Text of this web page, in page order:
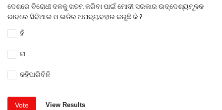
ଦେଶରେ ବିରୋଧୀ ଦଳକୁ ଖତମ କରିବା ପାଇଁ ମୋଦୀ ସରକାର ଉଦ୍ଦେଶ୍ୟମୂଳକ
ଭାବରେ ସିବିଆଇ ଓ ଇଡିର ଅପବ୍ୟବହାର କରୁଛି କି ?
ହଁ
ନା
କହିପାରିବିନି
Vote View Results